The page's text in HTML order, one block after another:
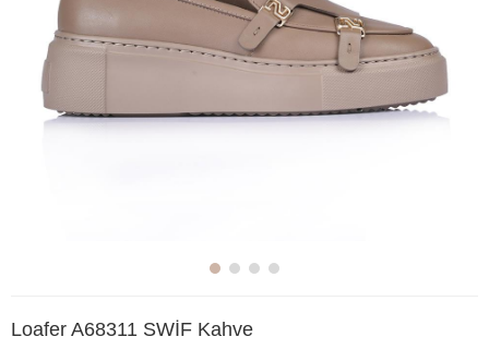
Loafer A68311 SWİF Kahve